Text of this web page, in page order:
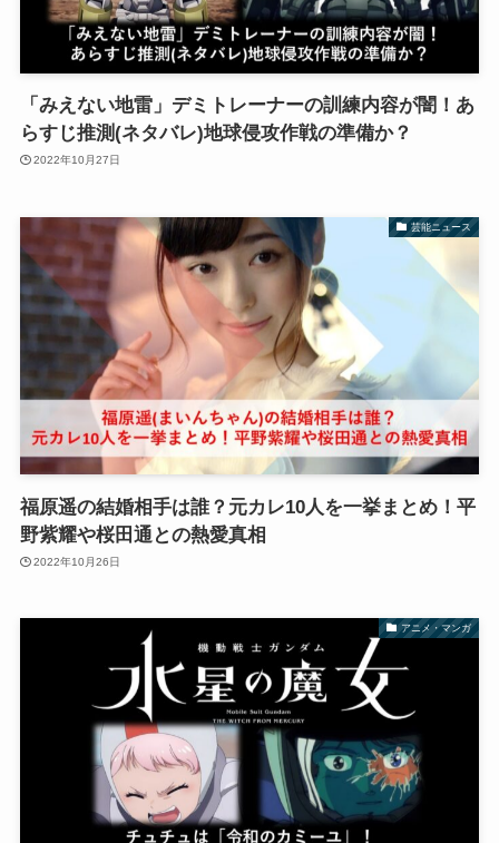
「みえない地雷」デミトレーナーの訓練内容が闇！あ
らすじ推測(ネタバレ)地球侵攻作戦の準備か？
2022年10月27日
芸能ニュース
福原遥の結婚相手は誰？元カレ10人を一挙まとめ！平
野紫耀や桜田通との熱愛真相
2022年10月26日
アニメ・マンガ